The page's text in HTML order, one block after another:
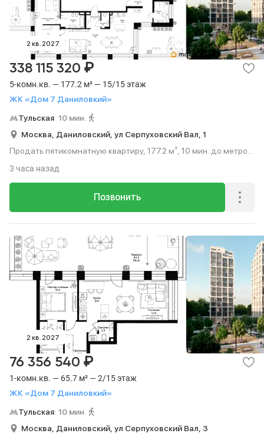
2 кв. 2027
5-комн.кв. — 177.2 м² — 15/15 этаж
ЖК «Дом 7 Даниловкий»
338 115 320 ₽
Тульская 10 мин.
Москва, Даниловский, ул Серпуховский Вал, 1
Продать пятикомнатную квартиру, 177.2 м², 10 мин. до метро
Позвонить
3 часа назад
2 кв. 2027
1-комн.кв. — 65.7 м² — 2/15 этаж
ЖК «Дом 7 Даниловкий»
76 356 540 ₽
Тульская 10 мин.
Москва, Даниловский, ул Серпуховский Вал, 3